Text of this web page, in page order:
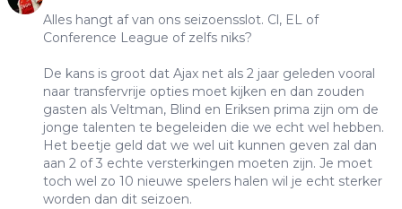
Alles hangt af van ons seizoensslot. Cl, EL of
Conference League of zelfs niks?
De kans is groot dat Ajax net als 2 jaar geleden vooral
naar transfervrije opties moet kijken en dan zouden
gasten als Veltman, Blind en Eriksen prima zijn om de
jonge talenten te begeleiden die we echt wel hebben.
Het beetje geld dat we wel uit kunnen geven zal dan
aan 2 of 3 echte versterkingen moeten zijn. Je moet
toch wel zo 10 nieuwe spelers halen wil je echt sterker
worden dan dit seizoen.